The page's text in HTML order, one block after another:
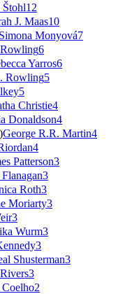
Štohl12
J. Maas10
Simona Monyová7
6
Yarros6
Rowling5
5
Christie4
Donaldson4
George R.R. Martin4
4
Patterson3
3
Roth3
Moriarty3
3
Wurm3
3
Shusterman3
3
Coelho2